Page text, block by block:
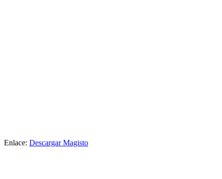
Enlace: Descargar Magisto